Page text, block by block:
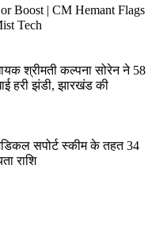
Boost | CM Hemant Flags
Tech
श्रीमती कल्पना सोरेन ने 58
हरी झंडी, झारखंड की
मेडिकल सपोर्ट स्कीम के तहत 34
राशि